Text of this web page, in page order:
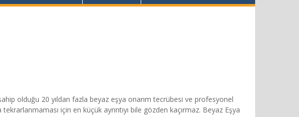
olduğu 20 yıldan fazla beyaz eşya onarım tecrübesi ve profesyonel
için en küçük ayrıntıyı bile gözden kaçırmaz. Beyaz Eşya